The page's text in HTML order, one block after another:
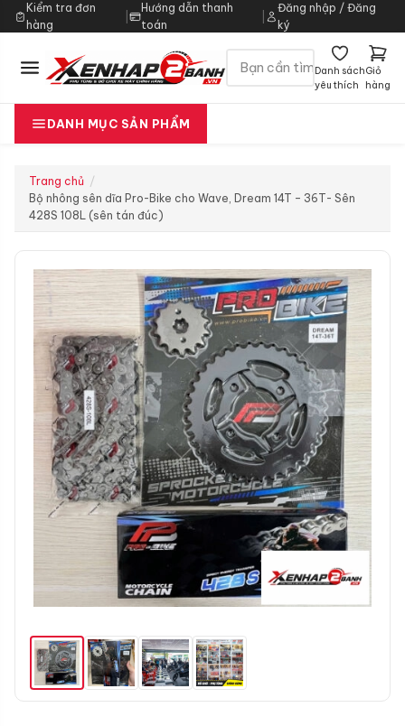
Kiểm tra đơn
hàng
|
Hướng dẫn thanh
toán
Đăng nhập / Đăng
ký
Danh sách
yêu thích
Giỏ
hàng
DANH MỤC SẢN PHẨM
Trang chủ
Bộ nhông sên dĩa Pro-Bike cho Wave, Dream 14T – 36T- Sên
428S 108L (sên tán đúc)